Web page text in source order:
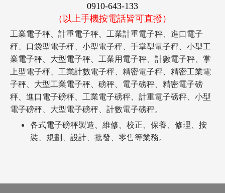
0910-643-133
（以上手機按電話皆可直撥）
工業電子秤、計重電子秤、工業計重電子秤、進口電子
秤、口袋型電子秤、小型電子秤、手掌型電子秤、小型工
業電子秤、大型電子秤、工業用電子秤、計數電子秤、掌
上型電子秤、工業計數電子秤、精密電子秤、精密工業電
子秤、大型工業電子秤、磅秤、電子磅秤、精密電子磅
秤、進口電子磅秤、工業電子磅秤、計重電子磅秤、小型
電子磅秤、大型電子磅秤、計數電子磅秤。
各式電子磅秤製造、維修、校正、保養、修理、按
裝、規劃、設計、批發、零售等業務。